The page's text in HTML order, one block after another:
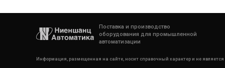
Поставка и производство
оборудования для промышленной
автоматизации
Информация, размещенная на сайте, носит справочный характер и не является